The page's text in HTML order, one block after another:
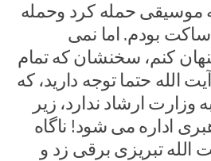
موسیقی حمله کرد وحمله
بودم. اما نمی
کنم، سخنشان که تمام
حتما توجه دارید، که
ارشاد ندارد، زیر
اداره می شود! ناگاه
تبریزی برقی زد و